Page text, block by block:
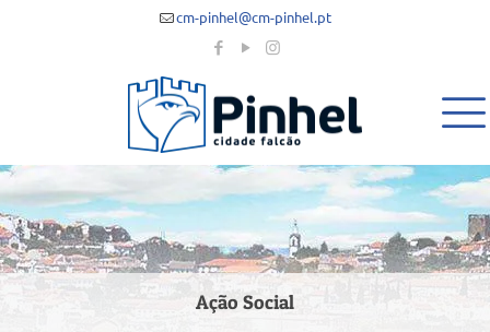
cm-pinhel@cm-pinhel.pt
Ação Social